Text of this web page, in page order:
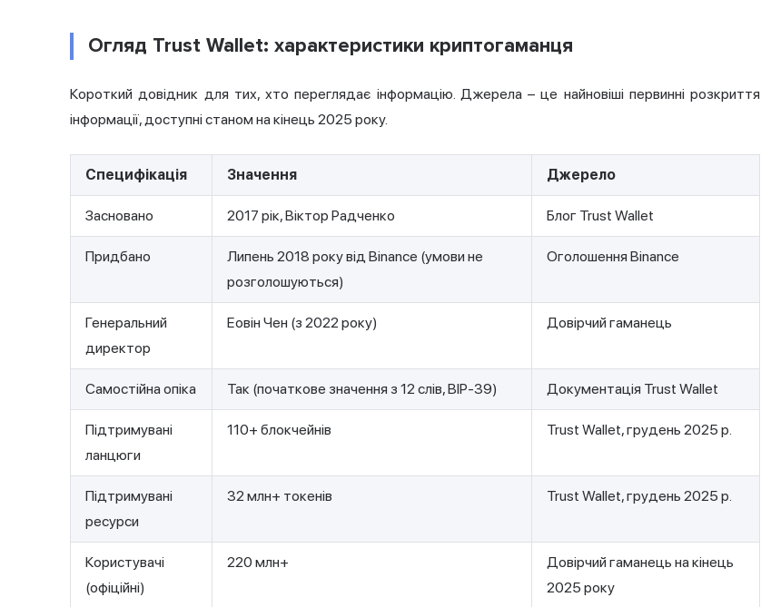
Огляд Trust Wallet: характеристики криптогаманця
Короткий довідник для тих, хто переглядає інформацію. Джерела – це найновіші первинні розкриття
інформації, доступні станом на кінець 2025 року.
Специфікація Значення Джерело
Засновано 2017 рік, Віктор Радченко Блог Trust Wallet
Придбано
Липень 2018 року від Binance (умови не
розголошуються)
Оголошення Binance
Генеральний
директор
Еовін Чен (з 2022 року) Довірчий гаманець
Самостійна опіка Так (початкове значення з 12 слів, BIP-39) Документація Trust Wallet
Підтримувані
ланцюги
110+ блокчейнів Trust Wallet, грудень 2025 р.
Підтримувані
ресурси
32 млн+ токенів Trust Wallet, грудень 2025 р.
Користувачі
(офіційні)
220 млн+
Довірчий гаманець на кінець
2025 року